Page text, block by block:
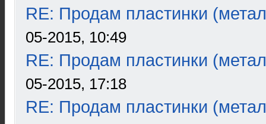
RE: Продам пластинки
05-2015, 10:49
RE: Продам пластинки
05-2015, 17:18
RE: Продам пластинки